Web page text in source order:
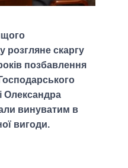
розгляне скаргу
позбавлення
Олександра
винуватим в
вигоди.